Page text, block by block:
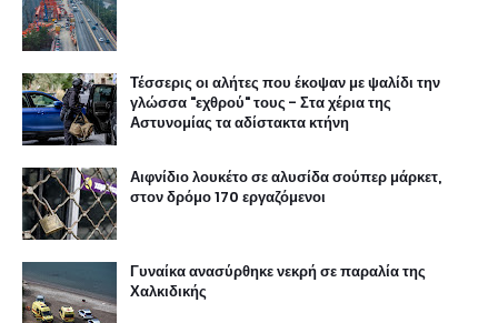
Τέσσερις οι αλήτες που έκοψαν με ψαλίδι την
γλώσσα "εχθρού" τους - Στα χέρια της
Αστυνομίας τα αδίστακτα κτήνη
Αιφνίδιο λουκέτο σε αλυσίδα σούπερ μάρκετ,
στον δρόμο 170 εργαζόμενοι
Γυναίκα ανασύρθηκε νεκρή σε παραλία της
Χαλκιδικής